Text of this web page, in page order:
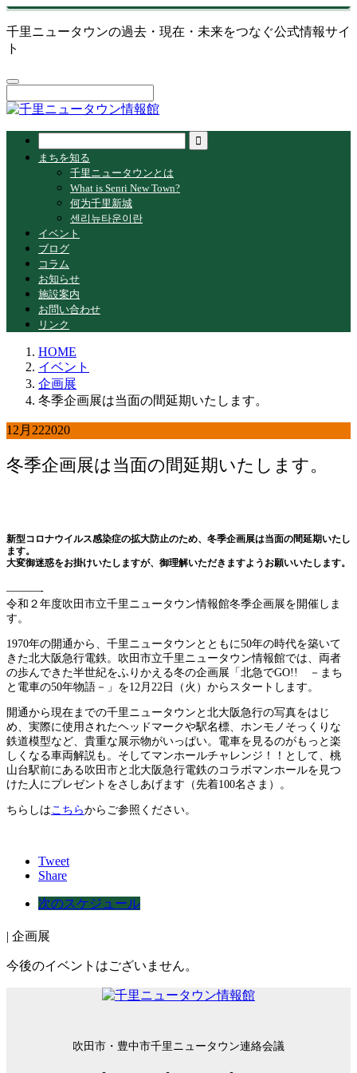
千里ニュータウンの過去・現在・未来をつなぐ公式情報サイ
ト
まちを知る
千里ニュータウンとは
What is Senri New Town?
何为千里新城
센리뉴타운이란
イベント
ブログ
コラム
お知らせ
施設案内
お問い合わせ
リンク
HOME
イベント
企画展
冬季企画展は当面の間延期いたします。
12月 222020
冬季企画展は当面の間延期いたします。
新型コロナウイルス感染症の拡大防止のため、冬季企画展は当面の間延期いたし
ます。
大変御迷惑をお掛けいたしますが、御理解いただきますようお願いいたします。
———-
令和２年度吹田市立千里ニュータウン情報館冬季企画展を開催しま
す。
1970年の開通から、千里ニュータウンとともに50年の時代を築いて
きた北大阪急行電鉄。吹田市立千里ニュータウン情報館では、両者
の歩んできた半世紀をふりかえる冬の企画展「北急でGO!! －まち
と電車の50年物語－」を12月22日（火）からスタートします。
開通から現在までの千里ニュータウンと北大阪急行の写真をはじ
め、実際に使用されたヘッドマークや駅名標、ホンモノそっくりな
鉄道模型など、貴重な展示物がいっぱい。電車を見るのがもっと楽
しくなる車両解説も。そしてマンホールチャレンジ！！として、桃
山台駅前にある吹田市と北大阪急行電鉄のコラボマンホールを見つ
けた人にプレゼントをさしあげます（先着100名さま）。
ちらしはこちらからご参照ください。
Tweet
Share
次のスケジュール
| 企画展
今後のイベントはございません。
吹田市・豊中市千里ニュータウン連絡会議